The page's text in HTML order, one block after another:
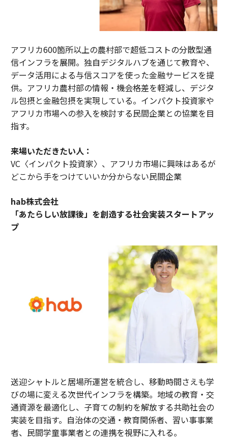
アフリカ600箇所以上の農村部で超低コストの分散型通
信インフラを展開。独自デジタルハブを通じて教育や、
データ活用による与信スコアを使った金融サービスを提
供。アフリカ農村部の情報・機会格差を軽減し、デジタ
ル包摂と金融包摂を実現している。インパクト投資家や
アフリカ市場への参入を検討する民間企業との協業を目
指す。
来場いただきたい人：
VC〈インパクト投資家〉、アフリカ市場に興味はあるが
どこから手をつけていいか分からない民間企業
hab株式会社
「あたらしい放課後」を創造する社会実装スタートアッ
プ
送迎シャトルと居場所運営を統合し、移動時間さえも学
びの場に変える次世代インフラを構築。地域の教育・交
通資源を最適化し、子育ての制約を解放する共助社会の
実装を目指す。自治体の交通・教育関係者、習い事事業
者、民間学童事業者との連携を視野に入れる。